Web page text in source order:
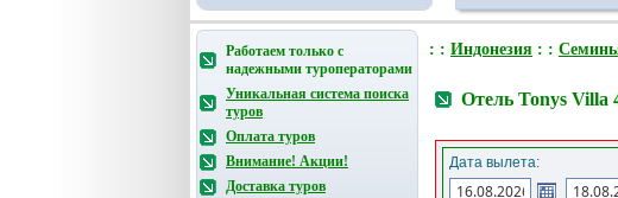
Работаем только с
надежными туроператорами
Уникальная система поиска
туров
Оплата туров
Внимание! Акции!
Доставка туров
: : Индонезия : :
Отель Tonys Villa
Дата вылета: